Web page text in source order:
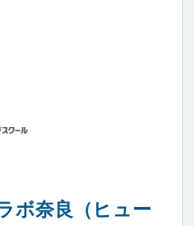
ボ奈良（ヒュー